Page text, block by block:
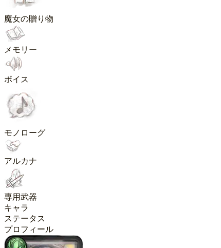
魔女の贈り物
メモリー
ボイス
モノローグ
アルカナ
専用武器
キャラ
ステータス
プロフィール